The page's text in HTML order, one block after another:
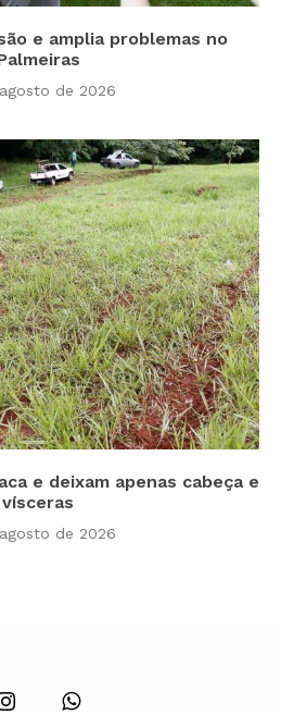
e amplia problemas no
de 2026
e deixam apenas cabeça e
vísceras
de 2026